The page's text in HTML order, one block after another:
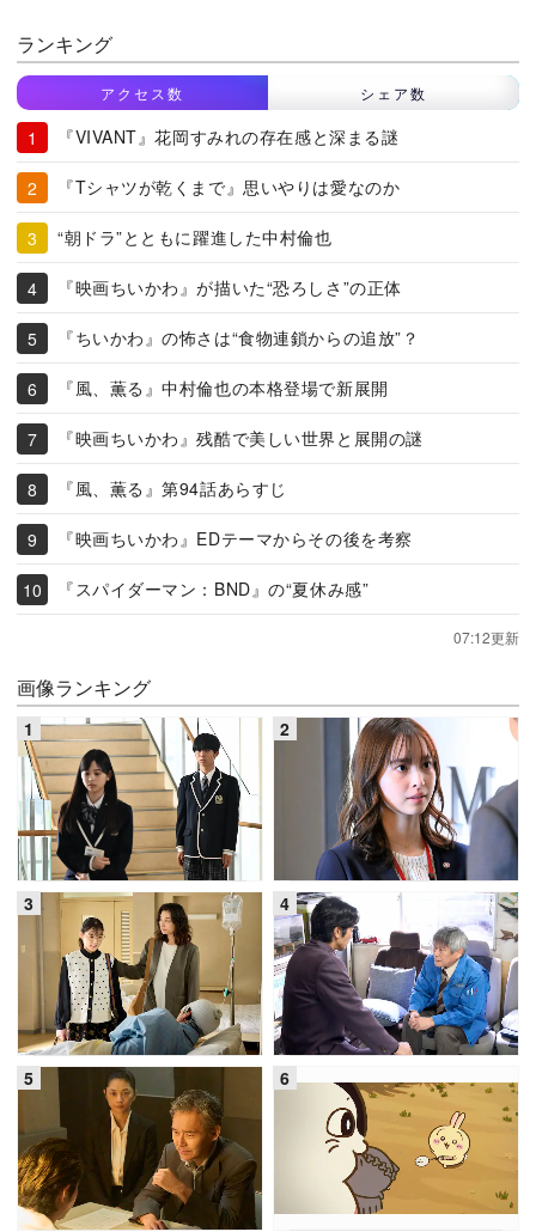
ランキング
アクセス数 シェア数
『VIVANT』花岡すみれの存在感と深まる謎
『Tシャツが乾くまで』思いやりは愛なのか
“朝ドラ”とともに躍進した中村倫也
『映画ちいかわ』が描いた“恐ろしさ”の正体
『ちいかわ』の怖さは“食物連鎖からの追放”？
『風、薫る』中村倫也の本格登場で新展開
『映画ちいかわ』残酷で美しい世界と展開の謎
『風、薫る』第94話あらすじ
『映画ちいかわ』EDテーマからその後を考察
『スパイダーマン：BND』の“夏休み感”
07:12更新
画像ランキング